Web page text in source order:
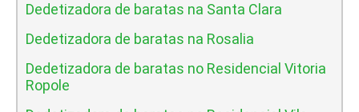
Dedetizadora de baratas na Santa Clara
Dedetizadora de baratas na Rosalia
Dedetizadora de baratas no Residencial Vitoria
Ropole